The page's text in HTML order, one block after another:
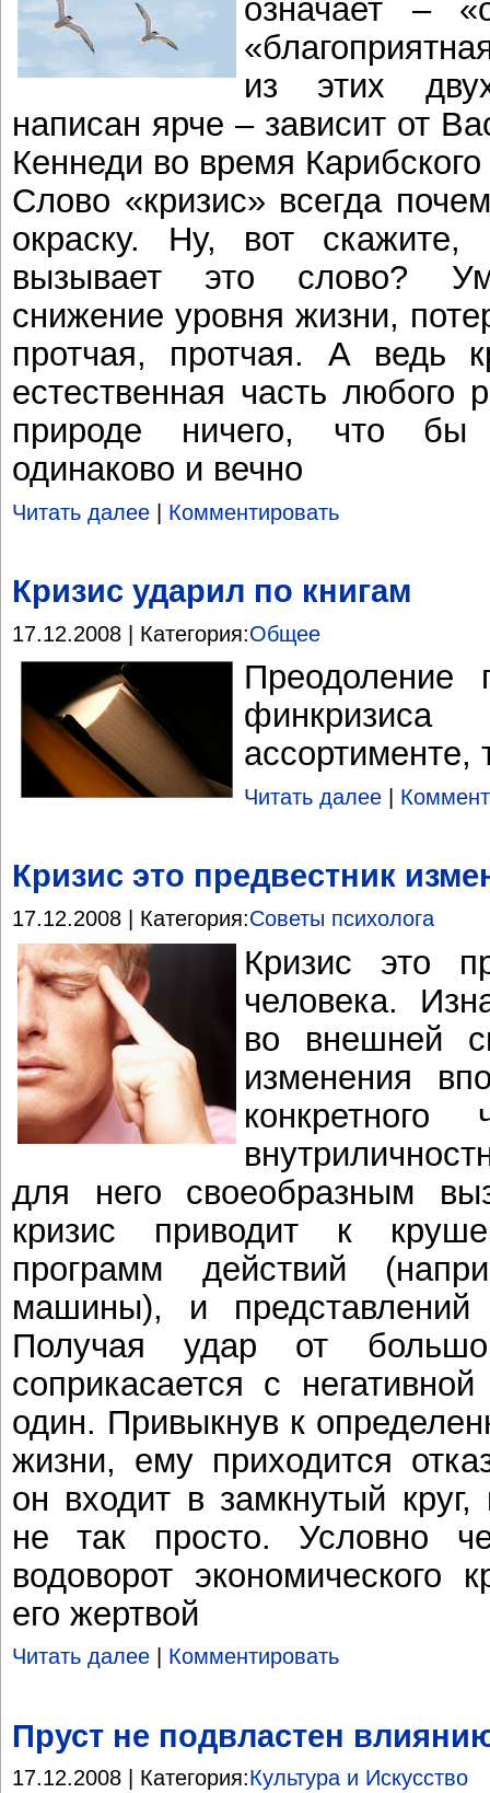
означает –
из этих
написан ярче – зависит от
Кеннеди во время Карибского
Слово «кризис» всегда
окраску. Ну, вот
вызывает это слово?
снижение уровня жизни,
протчая, протчая. А ведь
естественная часть любого
природе ничего, что бы
одинаково и вечно
Читать далее Комментировать
Кризис ударил по книгам
17.12.2008 | Категория:Общее
Преодоление
ассортименте,
Читать далее
Кризис это предвестник
17.12.2008 | Категория:Советы психолога
Кризис это
человека.
во внешней
изменения
для него своеобразным
кризис приводит к
программ действий
машины), и
Получая удар от
соприкасается с
один. Привыкнув к
жизни, ему приходится
он входит в замкнутый круг,
не так просто. Условно
водоворот экономического
его жертвой
Читать далее Комментировать
Пруст не подвластен
17.12.2008 | Категория:Культура и Искусство